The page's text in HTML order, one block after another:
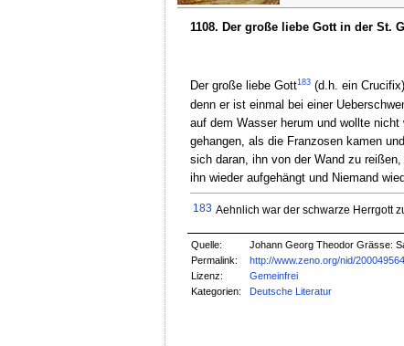
1108. Der große liebe Gott in der St.
Der große liebe Gott183(d.h. ein
denn er ist einmal bei einer
auf dem Wasser herum und wollte
gehangen, als die Franzosen kamen
sich daran, ihn von der Wand zu
ihn wieder aufgehängt und Niemand
183 Aehnlich war der schwarze Herrgott
Quelle:
Johann Georg Theodor Grässe:
Permalink:
http://www.zeno.org/nid/
Lizenz:
Gemeinfrei
Kategorien:
Deutsche Literatur